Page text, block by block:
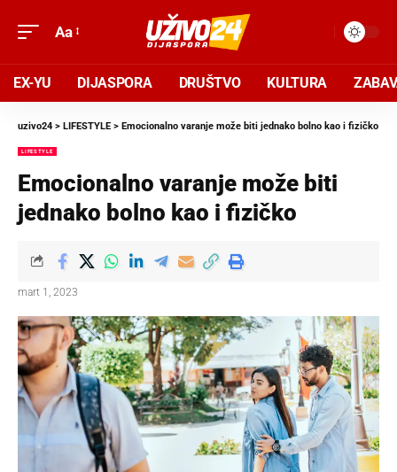
Aa
EX-YU DIJASPORA DRUŠTVO KULTURA
uzivo24 > LIFESTYLE > Emocionalno varanje može biti jednako bolno kao i fizičko
LIFESTYLE
Emocionalno varanje može biti
jednako bolno kao i fizičko
mart 1, 2023